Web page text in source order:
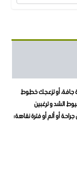
جافة، أو تزعجك خطوط
الشد و ترغبين
أو ألم أو فترة نقاهة؛